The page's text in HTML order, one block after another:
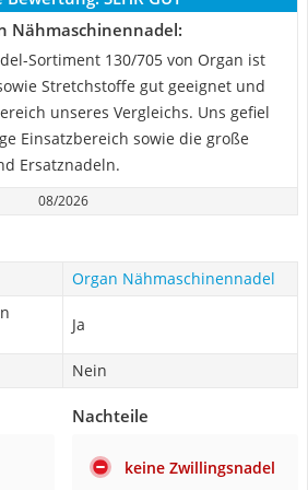
Nähmaschinennadel:
Sortiment 130/705 von Organ ist
Stretchstoffe gut geeignet und
unseres Vergleichs. Uns gefiel
Einsatzbereich sowie die große
Ersatznadeln.
08/2026
Organ Nähmaschinennadel
Ja
Nein
Nachteile
keine Zwillingsnadel